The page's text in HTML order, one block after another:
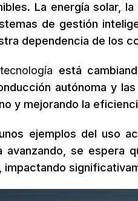
La energía solar,
de gestión
dependencia de los
está
autónoma y
y mejorando la
ejemplos del uso
avanzando, se espera